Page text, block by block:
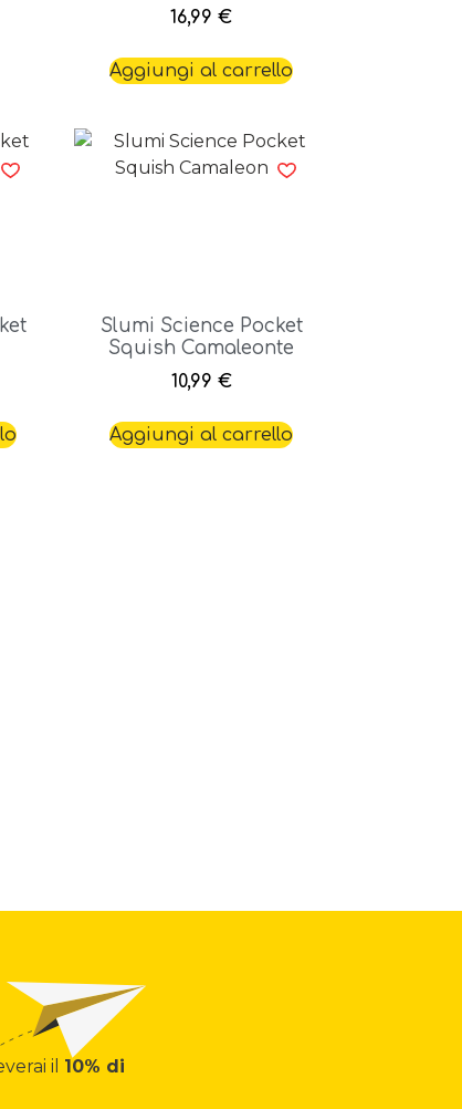
16,99€
Aggiungi al carrello
Slumi Science Pocket
Squish Camaleonte
10,99 €
Aggiungi al carrello
il 10% di